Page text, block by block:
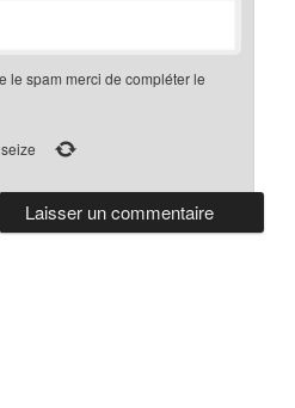
le spam merci de compléter le
seize